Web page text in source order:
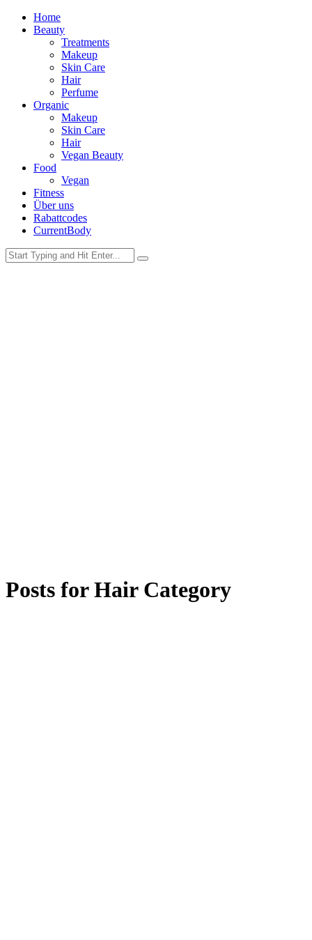
Home
Beauty
Treatments
Makeup
Skin Care
Hair
Perfume
Organic
Makeup
Skin Care
Hair
Vegan Beauty
Food
Vegan
Fitness
Über uns
Rabattcodes
CurrentBody
Posts forHairCategory